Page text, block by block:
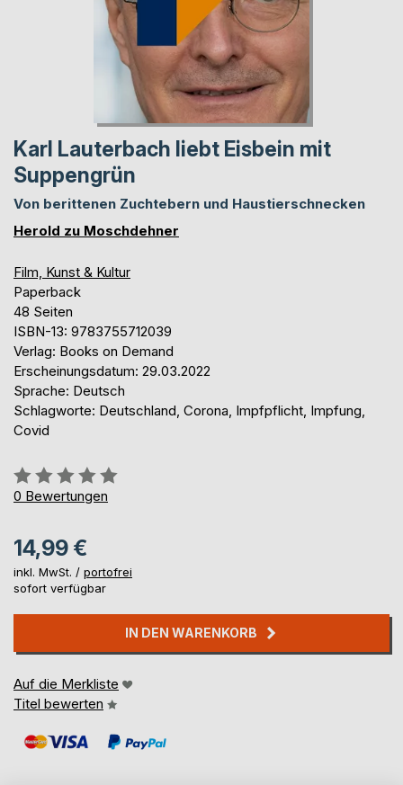
Karl Lauterbach liebt Eisbein mit
Suppengrün
Von berittenen Zuchtebern und Haustierschnecken
Herold zu Moschdehner
Film, Kunst & Kultur
Paperback
48 Seiten
ISBN-13: 9783755712039
Verlag: Books on Demand
Erscheinungsdatum: 29.03.2022
Sprache: Deutsch
Schlagworte: Deutschland, Corona, Impfpflicht, Impfung,
Covid
Bewertung::
0%
0 Bewertungen
14,99 €
inkl. MwSt. / portofrei
sofort verfügbar
IN DEN WARENKORB
Auf die Merkliste
Titel bewerten